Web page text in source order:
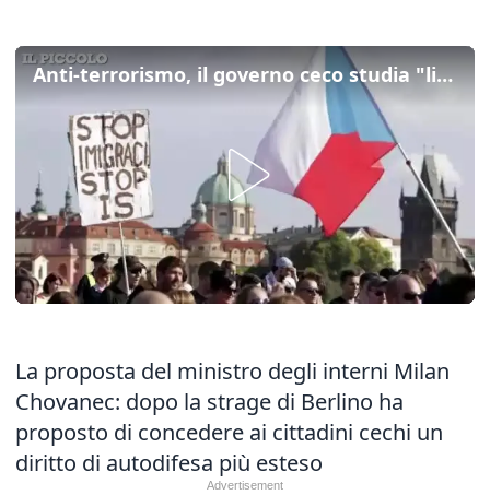
Anti-terrorismo, il governo ceco studia "licenza di uccidere" per i cittadini
La proposta del ministro degli interni Milan
Chovanec: dopo la strage di Berlino ha
proposto di concedere ai cittadini cechi un
diritto di autodifesa più esteso